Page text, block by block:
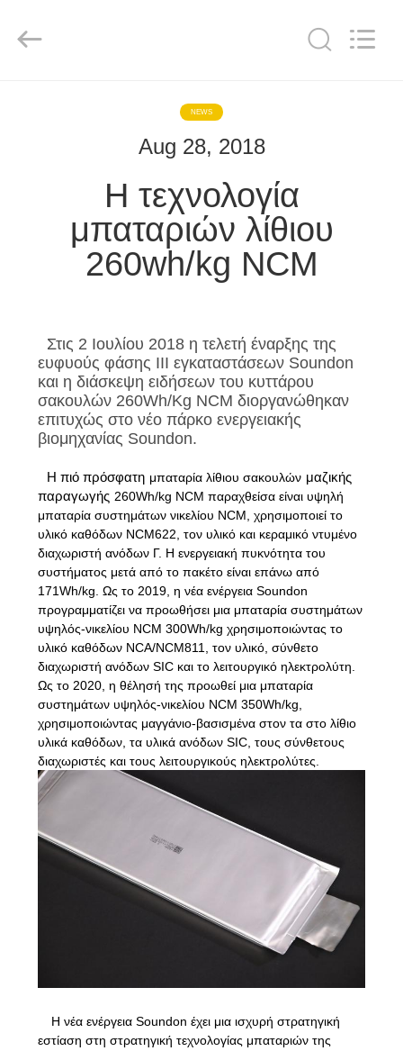
ΕΜΦΆΝΙΣΗ
ΓΎΡΟΣ
ΕΡΓΟΣΤΑΣΊΩΝ
ΠΟΙΟΤΙΚΌΣ
ΈΛΕΓΧΟΣ
ΜΑΣ
ΕΛΆΤΕ
ΕΠΑΦΉ
ΜΕ
ΖΗΤΉΣΤΕ
ΈΝΑ
ΑΠΌΣΠΑΣΜΑ
SITEMAP
Technology
Co,.Ltd..
NEWS
Aug 28, 2018
Η τεχνολογία
μπαταριών λίθιου
260wh/kg NCM
Στις 2 Ιουλίου 2018 η τελετή έναρξης της
ευφυούς φάσης ΙΙΙ εγκαταστάσεων Soundon
και η διάσκεψη ειδήσεων του κυττάρου
σακουλών 260Wh/Kg NCM διοργανώθηκαν
επιτυχώς στο νέο πάρκο ενεργειακής
βιομηχανίας Soundon.
Η πιό πρόσφατη μπαταρία λίθιου σακουλών μαζικής
παραγωγής 260Wh/kg NCM παραχθείσα είναι υψηλή
μπαταρία συστημάτων νικελίου NCM, χρησιμοποιεί το
υλικό καθόδων NCM622, τον υλικό και κεραμικό ντυμένο
διαχωριστή ανόδων Γ. Η ενεργειακή πυκνότητα του
συστήματος μετά από το πακέτο είναι επάνω από
171Wh/kg. Ως το 2019, η νέα ενέργεια Soundon
προγραμματίζει να προωθήσει μια μπαταρία συστημάτων
υψηλός-νικελίου NCM 300Wh/kg χρησιμοποιώντας το
υλικό καθόδων NCA/NCM811, τον υλικό, σύνθετο
διαχωριστή ανόδων SIC και το λειτουργικό ηλεκτρολύτη.
Ως το 2020, η θέλησή της προωθεί μια μπαταρία
συστημάτων υψηλός-νικελίου NCM 350Wh/kg,
χρησιμοποιώντας μαγγάνιο-βασισμένα στον τα στο λίθιο
υλικά καθόδων, τα υλικά ανόδων SIC, τους σύνθετους
διαχωριστές και τους λειτουργικούς ηλεκτρολύτες.
Η νέα ενέργεια Soundon έχει μια ισχυρή στρατηγική
εστίαση στη στρατηγική τεχνολογίας μπαταριών της